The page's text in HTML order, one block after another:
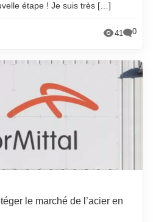
étape ! Je suis très […]
41 0
le marché de l’acier en